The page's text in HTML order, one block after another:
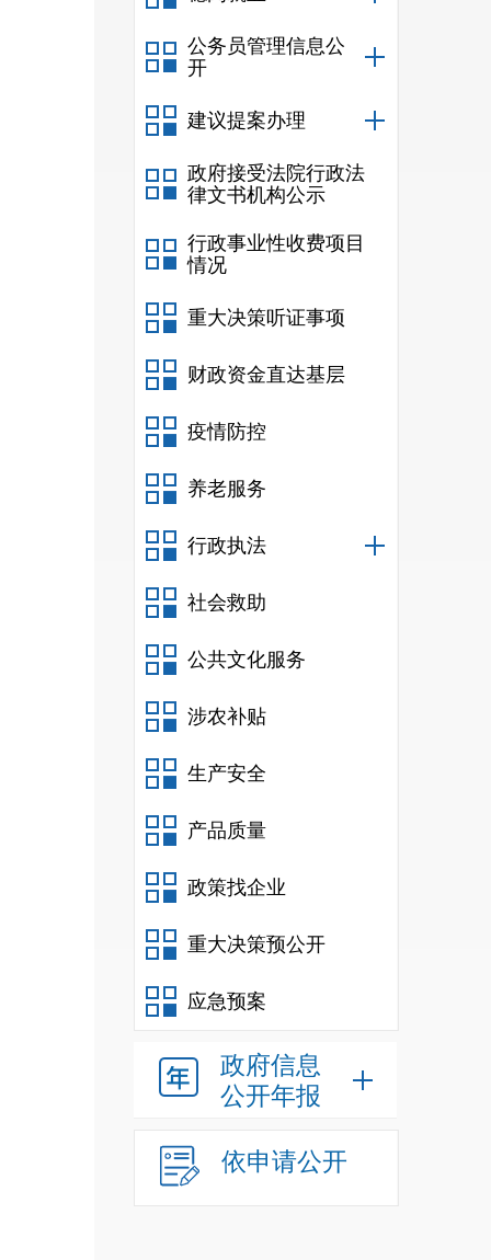
公务员管理信息公
开
建议提案办理
政府接受法院行政法
律文书机构公示
行政事业性收费项目
情况
重大决策听证事项
财政资金直达基层
疫情防控
养老服务
行政执法
社会救助
公共文化服务
涉农补贴
生产安全
产品质量
政策找企业
重大决策预公开
应急预案
政府信息
公开年报
依申请公开